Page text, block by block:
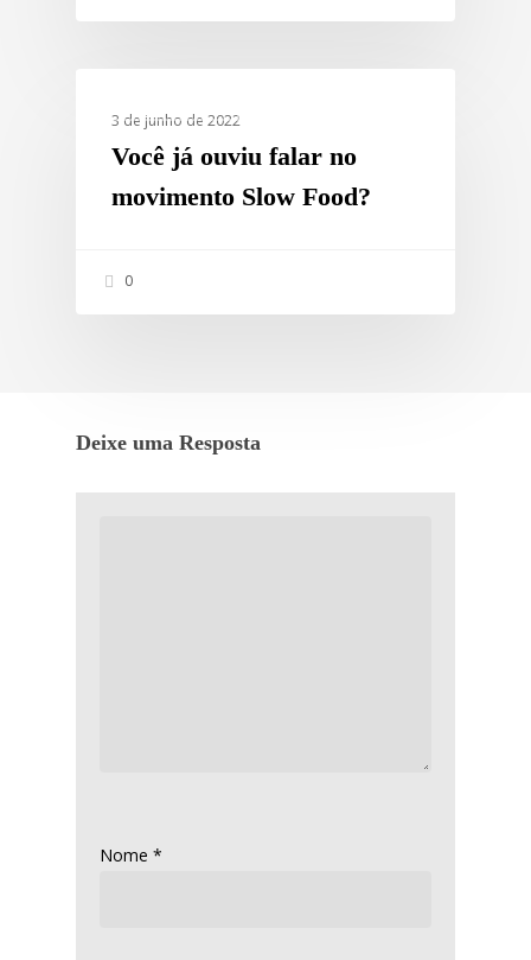
3 de junho de 2022
Você já ouviu falar no
movimento Slow Food?
0
Deixe uma Resposta
Nome *